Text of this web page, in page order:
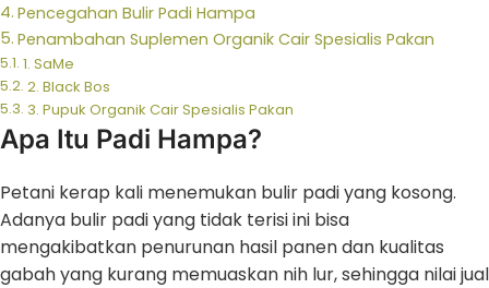
Pencegahan Bulir Padi Hampa
Penambahan Suplemen Organik Cair Spesialis Pakan
1. SaMe
2. Black Bos
3. Pupuk Organik Cair Spesialis Pakan
Apa Itu Padi Hampa?
Petani kerap kali menemukan bulir padi yang kosong.
Adanya bulir padi yang tidak terisi ini bisa
mengakibatkan penurunan hasil panen dan kualitas
gabah yang kurang memuaskan nih lur, sehingga nilai jual